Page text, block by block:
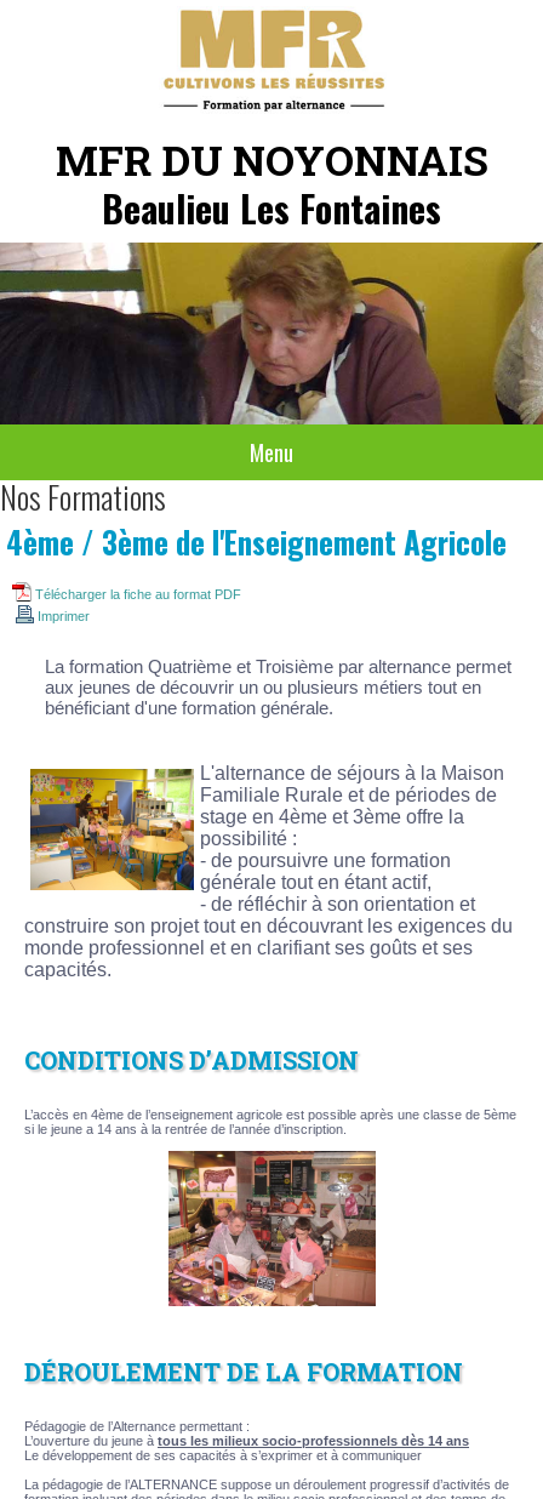
MFR DU NOYONNAIS
Beaulieu Les Fontaines
Menu
Nos Formations
4ème / 3ème de l'Enseignement Agricole
Télécharger la fiche au format PDF
Imprimer
La formation Quatrième et Troisième par alternance permet
aux jeunes de découvrir un ou plusieurs métiers tout en
bénéficiant d'une formation générale.
L'alternance de séjours à la Maison
Familiale Rurale et de périodes de
stage en 4ème et 3ème offre la
possibilité :
- de poursuivre une formation
générale tout en étant actif,
- de réfléchir à son orientation et
construire son projet tout en découvrant les exigences du
monde professionnel et en clarifiant ses goûts et ses
capacités.
CONDITIONS D’ADMISSION
L’accès en 4ème de l’enseignement agricole est possible après une classe de 5ème
si le jeune a 14 ans à la rentrée de l’année d’inscription.
DÉROULEMENT DE LA FORMATION
Pédagogie de l’Alternance permettant :
L’ouverture du jeune à tous les milieux socio-professionnels dès 14 ans
Le développement de ses capacités à s’exprimer et à communiquer
La pédagogie de l’ALTERNANCE suppose un déroulement progressif d’activités de